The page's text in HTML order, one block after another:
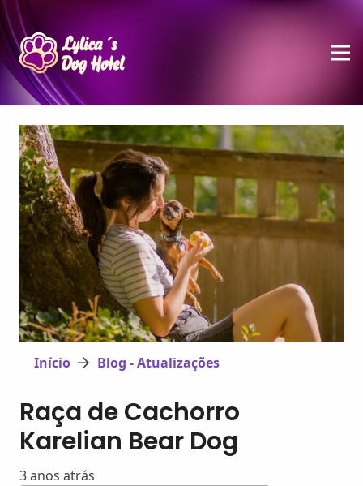
Início Blog - Atualizações
Raça de Cachorro
Karelian Bear Dog
3 anos atrás